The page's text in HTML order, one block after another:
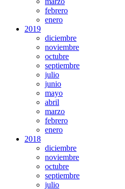
febrero
enero
2019
diciembre
noviembre
octubre
septiembre
julio
junio
mayo
abril
marzo
febrero
enero
2018
diciembre
noviembre
octubre
septiembre
julio